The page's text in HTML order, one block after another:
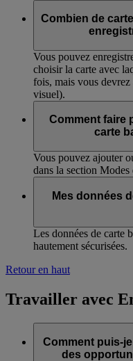
Combien de
Vous pouvez
choisir la carte avec
fois, mais vous devrez
visuel).
Comment faire
carte
Vous pouvez ajouter
dans la section
Mes données
Les données de carte
hautement sécurisées.
Retour en haut
Travailler avec
Comment puis-
des